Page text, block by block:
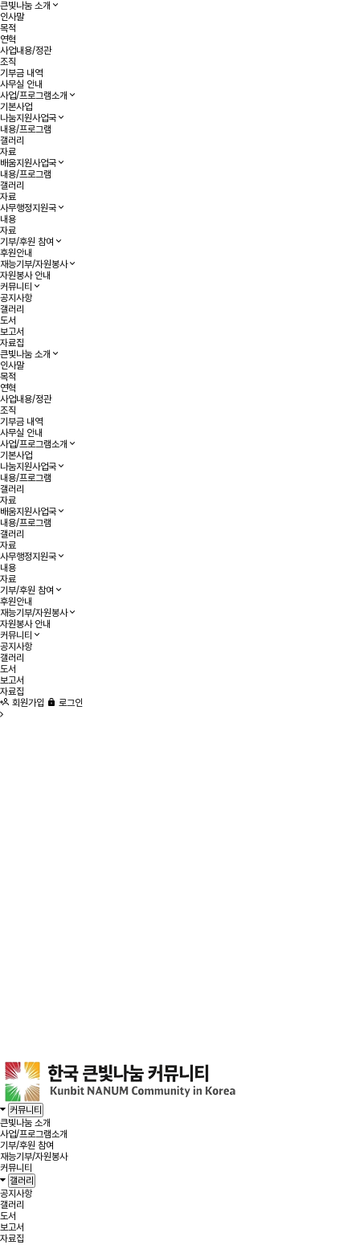
큰빛나눔 소개
인사말
목적
연혁
사업내용/정관
조직
기부금 내역
사무실 안내
사업/프로그램소개
기본사업
나눔지원사업국
내용/프로그램
갤러리
자료
배움지원사업국
내용/프로그램
갤러리
자료
사무행정지원국
내용
자료
기부/후원 참여
후원안내
재능기부/자원봉사
자원봉사 안내
커뮤니티
공지사항
갤러리
도서
보고서
자료집
큰빛나눔 소개
인사말
목적
연혁
사업내용/정관
조직
기부금 내역
사무실 안내
사업/프로그램소개
기본사업
나눔지원사업국
내용/프로그램
갤러리
자료
배움지원사업국
내용/프로그램
갤러리
자료
사무행정지원국
내용
자료
기부/후원 참여
후원안내
재능기부/자원봉사
자원봉사 안내
커뮤니티
공지사항
갤러리
도서
보고서
자료집
회원가입
로그인
헤더설정
커뮤니티
큰빛나눔 소개
사업/프로그램소개
기부/후원 참여
재능기부/자원봉사
커뮤니티
갤러리
공지사항
갤러리
도서
보고서
자료집